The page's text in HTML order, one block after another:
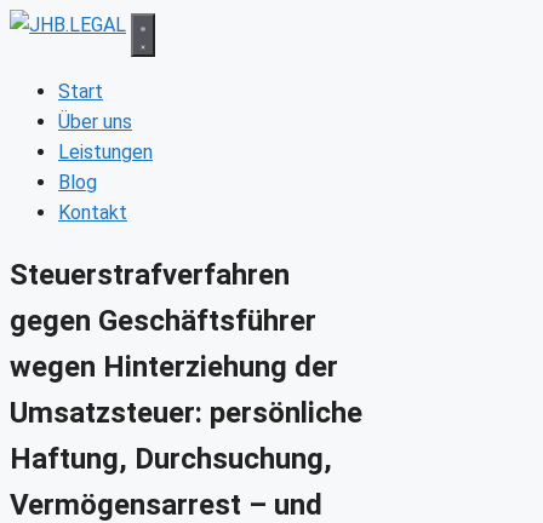
Zum
springenStart
Über uns
Leistungen
Blog
Kontakt
Steuerstrafverfahren
gegen Geschäftsführer
wegen Hinterziehung der
Umsatzsteuer: persönliche
Haftung, Durchsuchung,
Vermögensarrest – und